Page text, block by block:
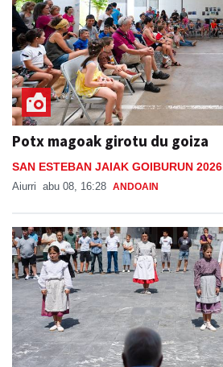
Potx magoak girotu du goiza
SAN ESTEBAN JAIAK GOIBURUN 2026
Aiurri abu 08, 16:28 ANDOAIN